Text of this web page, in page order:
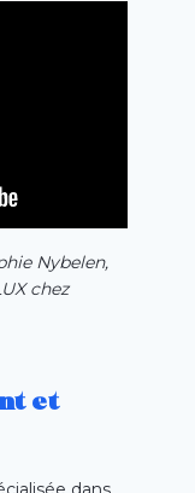
Nybelen,
chez
et